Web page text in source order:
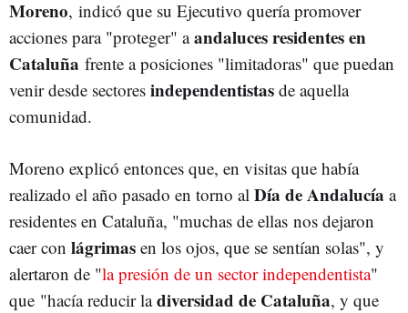
Moreno, indicó que su Ejecutivo quería promover
acciones para "proteger" aandaluces residentes en
Cataluña frente a posiciones "limitadoras" que puedan
venir desde sectores independentistas de aquella
comunidad.
Moreno explicó entonces que, en visitas que había
realizado el año pasado en torno al Día de Andalucía a
residentes en Cataluña, "muchas de ellas nos dejaron
caer con lágrimas en los ojos, que se sentían solas", y
alertaron de "la presión de un sector independentista"
que "hacía reducir ladiversidad de Cataluña, y que